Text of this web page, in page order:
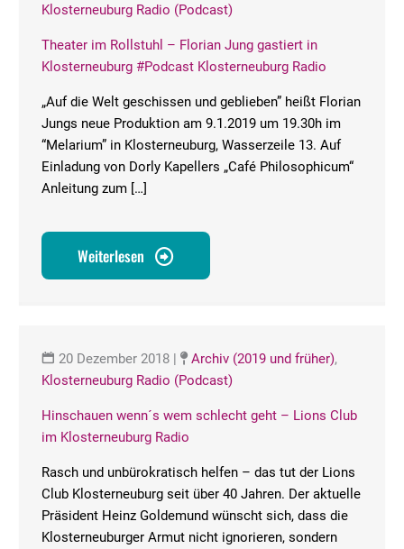
Klosterneuburg Radio (Podcast)
Theater im Rollstuhl – Florian Jung gastiert in
Klosterneuburg #Podcast Klosterneuburg Radio
„Auf die Welt geschissen und geblieben” heißt Florian
Jungs neue Produktion am 9.1.2019 um 19.30h im
“Melarium” in Klosterneuburg, Wasserzeile 13. Auf
Einladung von Dorly Kapellers „Café Philosophicum“
Anleitung zum […]
Weiterlesen
20 Dezember 2018 | Archiv (2019 und früher),
Klosterneuburg Radio (Podcast)
Hinschauen wenn´s wem schlecht geht – Lions Club
im Klosterneuburg Radio
Rasch und unbürokratisch helfen – das tut der Lions
Club Klosterneuburg seit über 40 Jahren. Der aktuelle
Präsident Heinz Goldemund wünscht sich, dass die
Klosterneuburger Armut nicht ignorieren, sondern